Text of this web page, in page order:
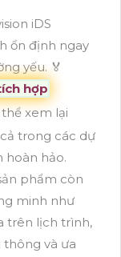
iDS
ổn định ngay
yếu. ️🏅️
hợp
xem lại
trong các dự
hoàn hảo.
phẩm còn
minh như
trên lịch trình,
thông và ưa